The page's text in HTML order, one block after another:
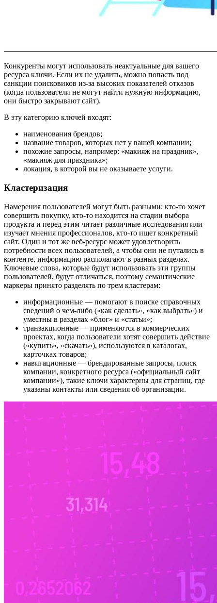
Конкуренты могут использовать неактуальные для вашего
ресурса ключи. Если их не удалить, можно попасть под
санкции поисковиков из-за высоких показателей отказов
(когда пользователи не могут найти нужную информацию,
они быстро закрывают сайт).
В эту категорию ключей входят:
наименования брендов;
название товаров, которых нет у вашей компании;
похожие запросы, например: «макияж на праздник»,
«макияж для праздника»;
локация, в которой вы не оказываете услуги.
Кластеризация
Намерения пользователей могут быть разными: кто-то хочет
совершить покупку, кто-то находится на стадии выбора
продукта и перед этим читает различные исследования или
изучает мнения профессионалов, кто-то ищет конкретный
сайт. Один и тот же веб-ресурс может удовлетворить
потребности всех пользователей, а чтобы они не путались в
контенте, информацию располагают в разных разделах.
Ключевые слова, которые будут использовать эти группы
пользователей, будут отличаться, поэтому семантические
маркеры принято разделять по трем кластерам:
информационные — помогают в поиске справочных
сведений о чем-либо («как сделать», «как выбрать») и
уместны в разделах «блог» и «статьи»;
транзакционные — применяются в коммерческих
проектах, когда пользователи хотят совершить действие
(«купить», «скачать»), используются в каталогах,
карточках товаров;
навигационные — брендированные запросы, поиск
компании, конкретного ресурса («официальный сайт
компании»), такие ключи характерны для страниц, где
указаны контакты или сведения об организации.